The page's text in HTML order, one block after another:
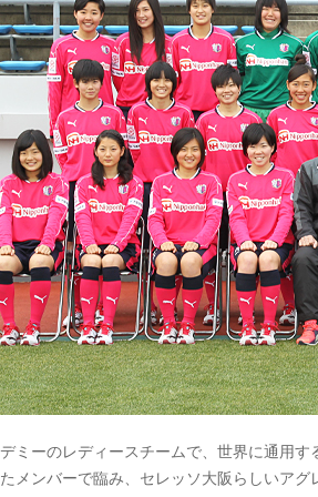
ミーのレディースチームで、世界に通用
メンバーで臨み、セレッソ大阪らしいアグ